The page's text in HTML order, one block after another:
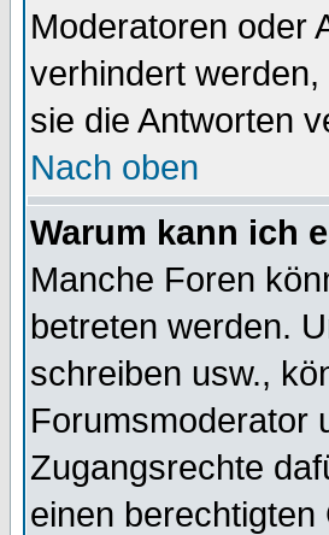
Moderatoren oder
verhindert
sie die Antworten
Nach oben
Warum kann ich
Manche Foren
betreten werden.
schreiben usw.,
Forumsmoderator
Zugangsrechte
einen